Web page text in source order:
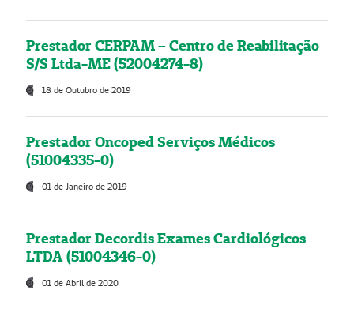
Prestador CERPAM – Centro de Reabilitação
S/S Ltda-ME (52004274-8)
18 de Outubro de 2019
Prestador Oncoped Serviços Médicos
(51004335-0)
01 de Janeiro de 2019
Prestador Decordis Exames Cardiológicos
LTDA (51004346-0)
01 de Abril de 2020